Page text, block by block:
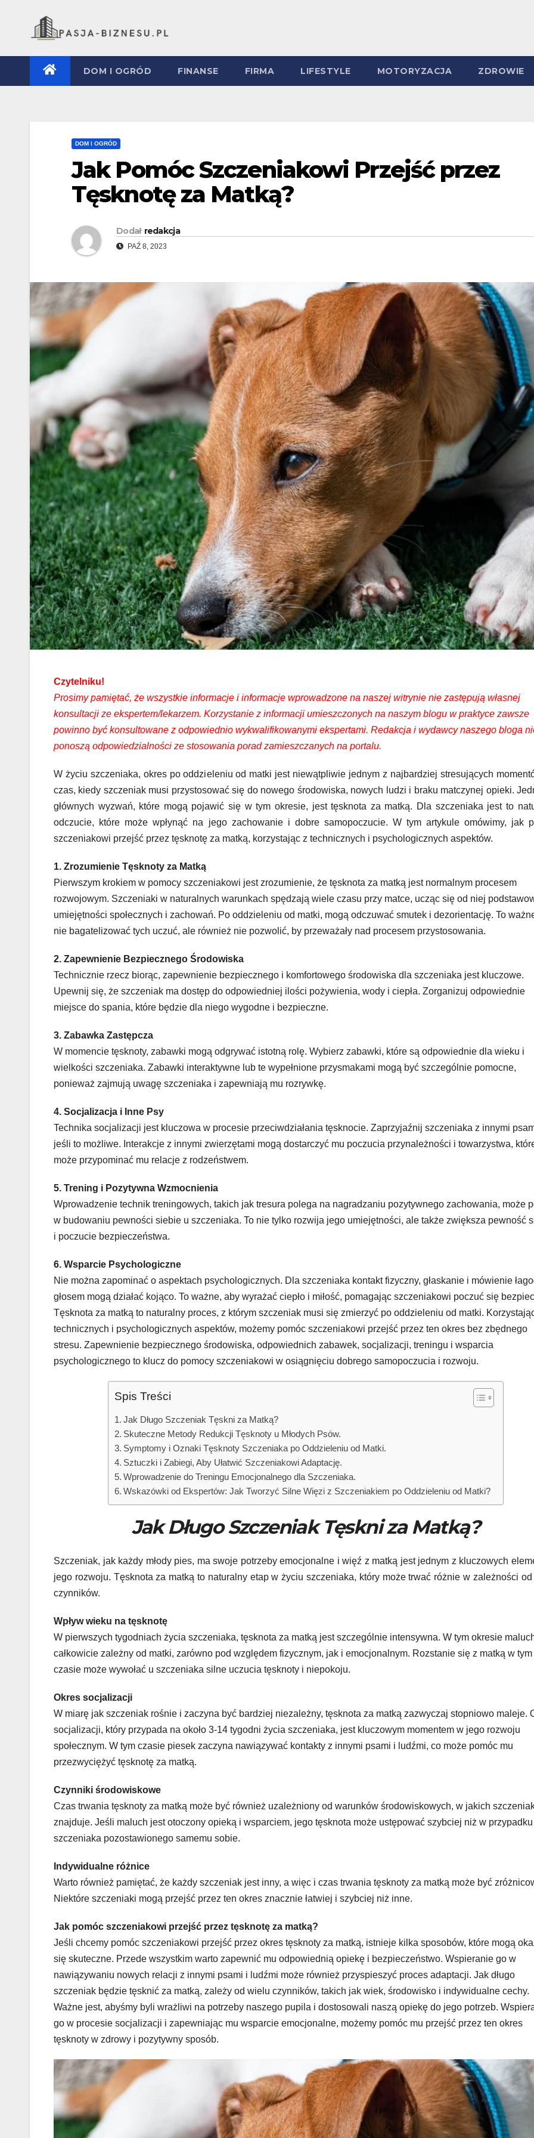
DOM I OGRÓD FINANSE FIRMA LIFESTYLE MOTORYZACJA ZDROWIE
DOM I OGRÓD
Jak Pomóc Szczeniakowi Przejść przez
Tęsknotę za Matką?
Dodał redakcja
PAŹ 8, 2023
Czytelniku!
Prosimy pamiętać, że wszystkie informacje i informacje wprowadzone na naszej witrynie nie zastępują własnej
konsultacji ze ekspertem/lekarzem. Korzystanie z informacji umieszczonych na naszym blogu w praktyce zawsze
powinno być konsultowane z odpowiednio wykwalifikowanymi ekspertami. Redakcja i wydawcy naszego bloga
ponoszą odpowiedzialności ze stosowania porad zamieszczanych na portalu.
W życiu szczeniaka, okres po oddzieleniu od matki jest niewątpliwie jednym z najbardziej stresujących
czas, kiedy szczeniak musi przystosować się do nowego środowiska, nowych ludzi i braku matczynej opieki.
głównych wyzwań, które mogą pojawić się w tym okresie, jest tęsknota za matką. Dla szczeniaka jest to
odczucie, które może wpłynąć na jego zachowanie i dobre samopoczucie. W tym artykule omówimy, jak
szczeniakowi przejść przez tęsknotę za matką, korzystając z technicznych i psychologicznych aspektów.
1. Zrozumienie Tęsknoty za Matką
Pierwszym krokiem w pomocy szczeniakowi jest zrozumienie, że tęsknota za matką jest normalnym procesem
rozwojowym. Szczeniaki w naturalnych warunkach spędzają wiele czasu przy matce, ucząc się od niej
umiejętności społecznych i zachowań. Po oddzieleniu od matki, mogą odczuwać smutek i dezorientację. To
nie bagatelizować tych uczuć, ale również nie pozwolić, by przeważały nad procesem przystosowania.
2. Zapewnienie Bezpiecznego Środowiska
Technicznie rzecz biorąc, zapewnienie bezpiecznego i komfortowego środowiska dla szczeniaka jest kluczowe.
Upewnij się, że szczeniak ma dostęp do odpowiedniej ilości pożywienia, wody i ciepła. Zorganizuj odpowiednie
miejsce do spania, które będzie dla niego wygodne i bezpieczne.
3. Zabawka Zastępcza
W momencie tęsknoty, zabawki mogą odgrywać istotną rolę. Wybierz zabawki, które są odpowiednie dla wieku i
wielkości szczeniaka. Zabawki interaktywne lub te wypełnione przysmakami mogą być szczególnie pomocne,
ponieważ zajmują uwagę szczeniaka i zapewniają mu rozrywkę.
4. Socjalizacja i Inne Psy
Technika socjalizacji jest kluczowa w procesie przeciwdziałania tęsknocie. Zaprzyjaźnij szczeniaka z innymi
jeśli to możliwe. Interakcje z innymi zwierzętami mogą dostarczyć mu poczucia przynależności i towarzystwa,
może przypominać mu relacje z rodzeństwem.
5. Trening i Pozytywna Wzmocnienia
Wprowadzenie technik treningowych, takich jak tresura polega na nagradzaniu pozytywnego zachowania, może
w budowaniu pewności siebie u szczeniaka. To nie tylko rozwija jego umiejętności, ale także zwiększa pewność
i poczucie bezpieczeństwa.
6. Wsparcie Psychologiczne
Nie można zapominać o aspektach psychologicznych. Dla szczeniaka kontakt fizyczny, głaskanie i mówienie
głosem mogą działać kojąco. To ważne, aby wyrażać ciepło i miłość, pomagając szczeniakowi poczuć się
Tęsknota za matką to naturalny proces, z którym szczeniak musi się zmierzyć po oddzieleniu od matki.
technicznych i psychologicznych aspektów, możemy pomóc szczeniakowi przejść przez ten okres bez zbędnego
stresu. Zapewnienie bezpiecznego środowiska, odpowiednich zabawek, socjalizacji, treningu i wsparcia
psychologicznego to klucz do pomocy szczeniakowi w osiągnięciu dobrego samopoczucia i rozwoju.
Spis Treści
Jak Długo Szczeniak Tęskni za Matką?
Skuteczne Metody Redukcji Tęsknoty u Młodych Psów.
Symptomy i Oznaki Tęsknoty Szczeniaka po Oddzieleniu od Matki.
Sztuczki i Zabiegi, Aby Ułatwić Szczeniakowi Adaptację.
Wprowadzenie do Treningu Emocjonalnego dla Szczeniaka.
Wskazówki od Ekspertów: Jak Tworzyć Silne Więzi z Szczeniakiem po Oddzieleniu od Matki?
Jak Długo Szczeniak Tęskni za Matką?
Szczeniak, jak każdy młody pies, ma swoje potrzeby emocjonalne i więź z matką jest jednym z kluczowych
jego rozwoju. Tęsknota za matką to naturalny etap w życiu szczeniaka, który może trwać różnie w zależności
czynników.
Wpływ wieku na tęsknotę
W pierwszych tygodniach życia szczeniaka, tęsknota za matką jest szczególnie intensywna. W tym okresie
całkowicie zależny od matki, zarówno pod względem fizycznym, jak i emocjonalnym. Rozstanie się z matką w tym
czasie może wywołać u szczeniaka silne uczucia tęsknoty i niepokoju.
Okres socjalizacji
W miarę jak szczeniak rośnie i zaczyna być bardziej niezależny, tęsknota za matką zazwyczaj stopniowo maleje.
socjalizacji, który przypada na około 3-14 tygodni życia szczeniaka, jest kluczowym momentem w jego rozwoju
społecznym. W tym czasie piesek zaczyna nawiązywać kontakty z innymi psami i ludźmi, co może pomóc mu
przezwyciężyć tęsknotę za matką.
Czynniki środowiskowe
Czas trwania tęsknoty za matką może być również uzależniony od warunków środowiskowych, w jakich
znajduje. Jeśli maluch jest otoczony opieką i wsparciem, jego tęsknota może ustępować szybciej niż w przypadku
szczeniaka pozostawionego samemu sobie.
Indywidualne różnice
Warto również pamiętać, że każdy szczeniak jest inny, a więc i czas trwania tęsknoty za matką może być
Niektóre szczeniaki mogą przejść przez ten okres znacznie łatwiej i szybciej niż inne.
Jak pomóc szczeniakowi przejść przez tęsknotę za matką?
Jeśli chcemy pomóc szczeniakowi przejść przez okres tęsknoty za matką, istnieje kilka sposobów, które mogą
się skuteczne. Przede wszystkim warto zapewnić mu odpowiednią opiekę i bezpieczeństwo. Wspieranie go w
nawiązywaniu nowych relacji z innymi psami i ludźmi może również przyspieszyć proces adaptacji. Jak długo
szczeniak będzie tęsknić za matką, zależy od wielu czynników, takich jak wiek, środowisko i indywidualne cechy.
Ważne jest, abyśmy byli wrażliwi na potrzeby naszego pupila i dostosowali naszą opiekę do jego potrzeb.
go w procesie socjalizacji i zapewniając mu wsparcie emocjonalne, możemy pomóc mu przejść przez ten okres
tęsknoty w zdrowy i pozytywny sposób.